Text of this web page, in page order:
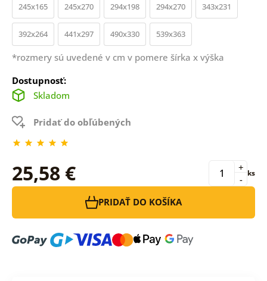
245x165 245x270 294x198 294x270 343x231
392x264 441x297 490x330 539x363
*rozmery sú uvedené v cm v pomere šírka x výška
Dostupnosť:
Skladom
Pridať do obľúbených
25,58 € -
+ ks
PRIDAŤ DO KOŠÍKA